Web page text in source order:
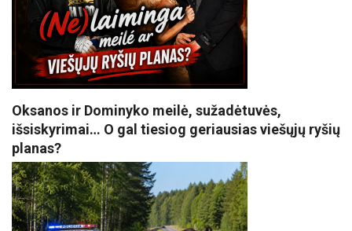
Oksanos ir Dominyko meilė, sužadėtuvės,
išsiskyrimai… O gal tiesiog geriausias viešųjų ryšių
planas?